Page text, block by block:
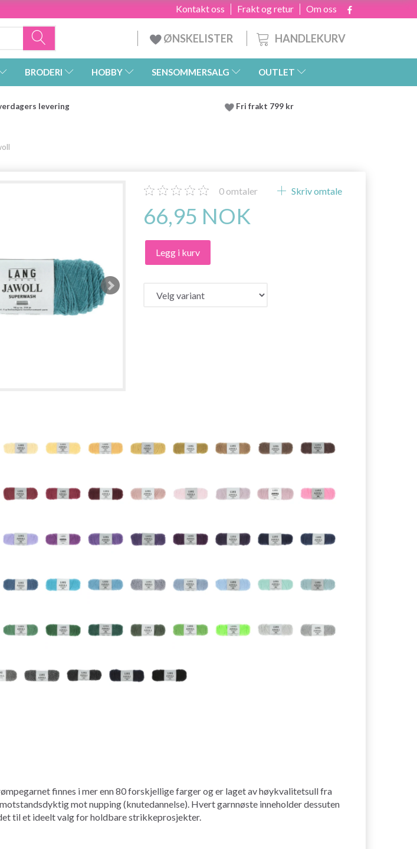
Om oss
Frakt og retur
Kontakt oss
HANDLEKURV
ØNSKELISTER
BRODERI HOBBY SENSOMMERSALG OUTLET
levering Fri frakt 799 kr
0 omtaler Skriv omtale
66,95 NOK
Legg i kurv
finnes i mer enn 80 forskjellige farger og er laget av høykvalitetsull fra
mot nupping (knutedannelse). Hvert garnnøste inneholder dessuten
til et ideelt valg for holdbare strikkeprosjekter.